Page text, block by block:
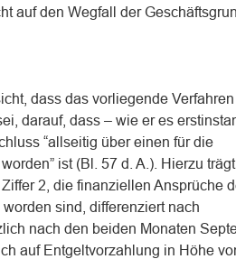
auf den Wegfall der
dass das vorliegende
darauf, dass – wie er es
“allseitig über einen für die
ist (Bl. 57 d. A.). Hierzu
2, die finanziellen Ansprüche
sind, differenziert nach
nach den beiden Monaten
auf Entgeltvorzahlung in Höhe